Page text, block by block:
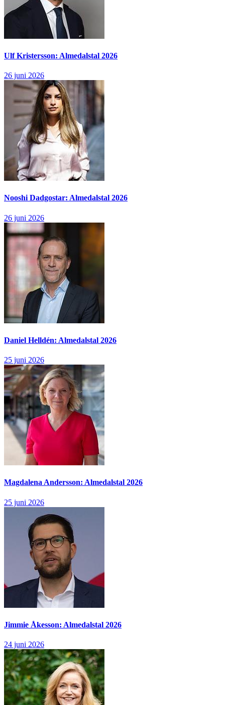
Ulf Kristersson: Almedalstal 2026
26 juni 2026
Nooshi Dadgostar: Almedalstal 2026
26 juni 2026
Daniel Helldén: Almedalstal 2026
25 juni 2026
Magdalena Andersson: Almedalstal 2026
25 juni 2026
Jimmie Åkesson: Almedalstal 2026
24 juni 2026